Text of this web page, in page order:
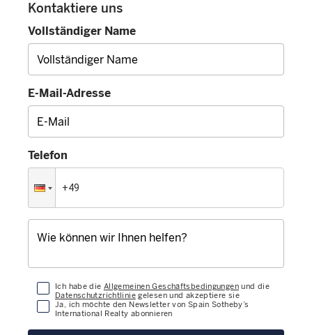
Kontaktiere uns
Vollständiger Name
E-Mail-Adresse
Telefon
Ich habe die Allgemeinen Geschäftsbedingungenund die
Datenschutzrichtliniegelesen und akzeptiere sie
Ja, ich möchte den Newsletter von Spain Sotheby’s
International Realty abonnieren